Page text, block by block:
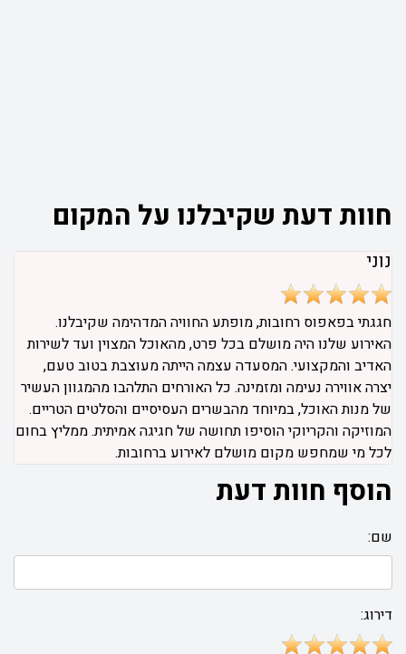
חוות דעת שקיבלנו על המקום
נוני
חגגתי בפאפוס רחובות, מופתע החוויה המדהימה שקיבלנו.
האירוע שלנו היה מושלם בכל פרט, מהאוכל המצוין ועד לשירות
האדיב והמקצועי. המסעדה עצמה הייתה מעוצבת בטוב טעם,
יצרה אווירה נעימה ומזמינה. כל האורחים התלהבו מהמגוון העשיר
של מנות האוכל, במיוחד מהבשרים העסיסיים והסלטים הטריים.
המוזיקה והקריוקי הוסיפו תחושה של חגיגה אמיתית. ממליץ בחום
לכל מי שמחפש מקום מושלם לאירוע ברחובות.
הוסף חוות דעת
שם:
דירוג: